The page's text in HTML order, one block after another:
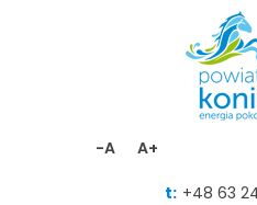
-A A+
t: +48 63